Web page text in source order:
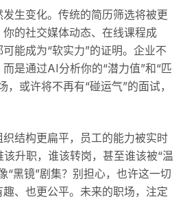
生变化。传统的简历筛选将被更
的社交媒体动态、在线课程成
能成为“软实力”的证明。企业不
是通过AI分析你的“潜力值”和“匹
，或许将不再有“碰运气”的面试，
结构更扁平，员工的能力被实时
升职，谁该转岗，甚至谁该被“温
“黑镜”剧集？别担心，也许这一切
、也更公平。未来的职场，注定